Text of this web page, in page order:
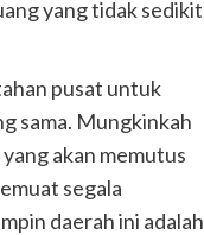
yang tidak sedikit
pusat untuk
sama. Mungkinkah
akan memutus
segala
daerah ini adalah